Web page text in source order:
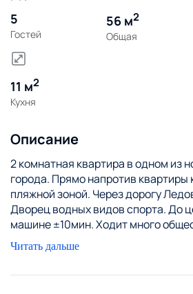
5
Гостей
56 м2
Общая
11 м2
Кухня
Описание
2 комнатная квартира в одном из
города. Прямо напротив квартиры
пляжной зоной. Через дорогу
Дворец водных видов спорта. До
машине ±10мин. Ходит много
транспорта в разные части города.
Квартира с двумя отдельными
Читать дальше